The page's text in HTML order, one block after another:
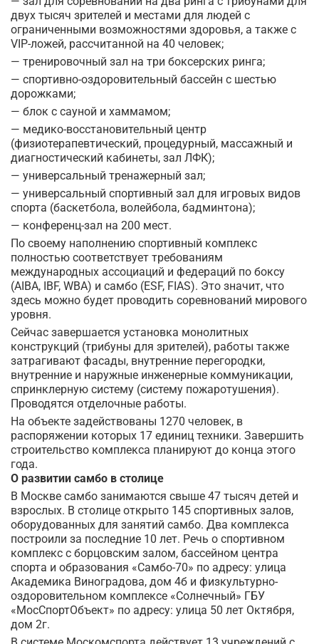
двух тысяч зрителей и местами для людей с
ограниченными возможностями здоровья, а также с
VIP-ложей, рассчитанной на 40 человек;
— тренировочный зал на три боксерских ринга;
— спортивно-оздоровительный бассейн с шестью
дорожками;
— блок с сауной и хаммамом;
— медико-восстановительный центр
(физиотерапевтический, процедурный, массажный и
диагностический кабинеты, зал ЛФК);
— универсальный тренажерный зал;
— универсальный спортивный зал для игровых видов
спорта (баскетбола, волейбола, бадминтона);
— конференц-зал на 200 мест.
По своему наполнению спортивный комплекс
полностью соответствует требованиям
международных ассоциаций и федераций по боксу
(AIBA, IBF, WBA) и самбо (ESF, FIAS). Это значит, что
здесь можно будет проводить соревнований мирового
уровня.
Сейчас завершается установка монолитных
конструкций (трибуны для зрителей), работы также
затрагивают фасады, внутренние перегородки,
внутренние и наружные инженерные коммуникации,
спринклерную систему (систему пожаротушения).
Проводятся отделочные работы.
На объекте задействованы 1270 человек, в
распоряжении которых 17 единиц техники. Завершить
строительство комплекса планируют до конца этого
года.
О развитии самбо в столице
В Москве самбо занимаются свыше 47 тысяч детей и
взрослых. В столице открыто 145 спортивных залов,
оборудованных для занятий самбо. Два комплекса
построили за последние 10 лет. Речь о спортивном
комплекс с борцовским залом, бассейном центра
спорта и образования «Самбо-70» по адресу: улица
Академика Виноградова, дом 4б и физкультурно-
оздоровительном комплексе «Солнечный» ГБУ
«МосСпортОбъект» по адресу: улица 50 лет Октября,
дом 2г.